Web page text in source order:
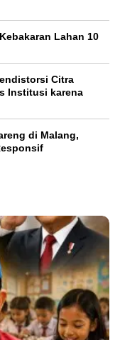
Lahan 10
Citra
Institusi karena
di Malang,